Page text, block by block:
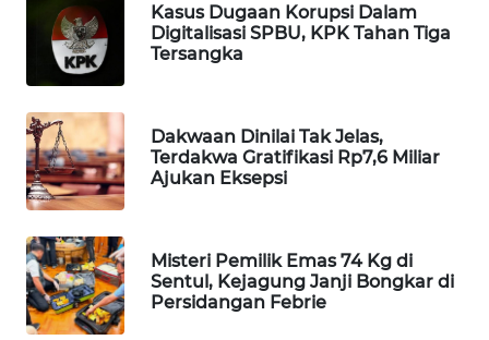
Kasus Dugaan Korupsi Dalam
Digitalisasi SPBU, KPK Tahan Tiga
Tersangka
Dakwaan Dinilai Tak Jelas,
Terdakwa Gratifikasi Rp7,6 Miliar
Ajukan Eksepsi
Misteri Pemilik Emas 74 Kg di
Sentul, Kejagung Janji Bongkar di
Persidangan Febrie
WAHANA
SELEB
WAHANA
PERSONA
WAHANA
WAHANA
HEALTH